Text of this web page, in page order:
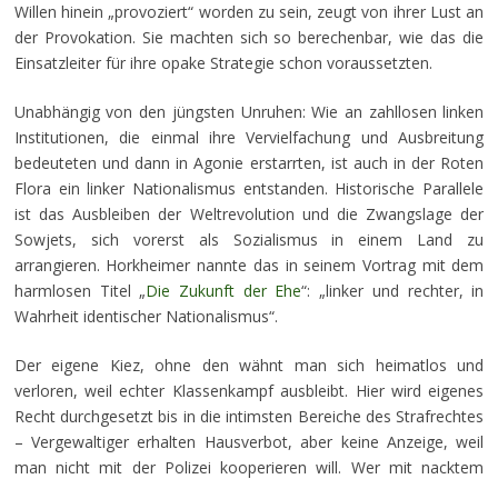
Willen hinein „provoziert“ worden zu sein, zeugt von ihrer Lust an
der Provokation. Sie machten sich so berechenbar, wie das die
Einsatzleiter für ihre opake Strategie schon voraussetzten.
Unabhängig von den jüngsten Unruhen: Wie an zahllosen linken
Institutionen, die einmal ihre Vervielfachung und Ausbreitung
bedeuteten und dann in Agonie erstarrten, ist auch in der Roten
Flora ein linker Nationalismus entstanden. Historische Parallele
ist das Ausbleiben der Weltrevolution und die Zwangslage der
Sowjets, sich vorerst als Sozialismus in einem Land zu
arrangieren. Horkheimer nannte das in seinem Vortrag mit dem
harmlosen Titel „Die Zukunft der Ehe“: „linker und rechter, in
Wahrheit identischer Nationalismus“.
Der eigene Kiez, ohne den wähnt man sich heimatlos und
verloren, weil echter Klassenkampf ausbleibt. Hier wird eigenes
Recht durchgesetzt bis in die intimsten Bereiche des Strafrechtes
– Vergewaltiger erhalten Hausverbot, aber keine Anzeige, weil
man nicht mit der Polizei kooperieren will. Wer mit nacktem